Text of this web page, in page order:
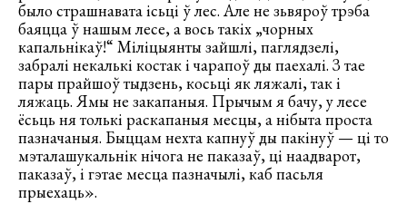
было страшнавата ісьці ў лес. Але не зьвяроў трэба
баяцца ў нашым лесе, а вось такіх „чорных
капальнікаў!“ Міліцыянты зайшлі, паглядзелі,
забралі некалькі костак і чарапоў ды паехалі. З тае
пары прайшоў тыдзень, косьці як ляжалі, так і
ляжаць. Ямы не закапаныя. Прычым я бачу, у лесе
ёсьць ня толькі раскапаныя месцы, а нібыта проста
пазначаныя. Быццам нехта капнуў ды пакінуў — ці то
мэталашукальнік нічога не паказаў, ці наадварот,
паказаў, і гэтае месца пазначылі, каб пасьля
прыехаць».